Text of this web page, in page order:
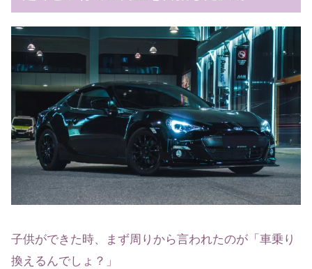
子供ができた時、まず周りから言われたのが「車乗り
換えるんでしょ？」